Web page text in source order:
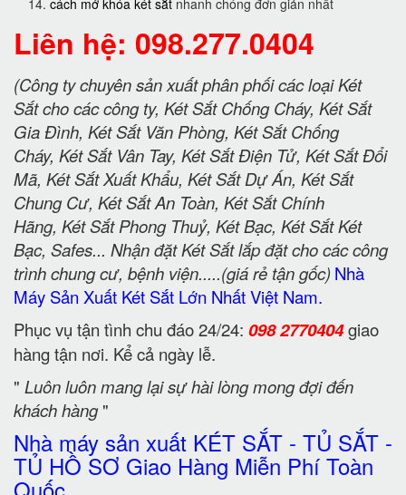
cách mở khóa két sắt nhanh chóng đơn giản nhất
Liên hệ: 098.277.0404
(Công ty chuyên sản xuất phân phối các loại Két
Sắt cho các công ty, Két Sắt Chống Cháy, Két Sắt
Gia Đình, Két Sắt Văn Phòng, Két Sắt Chống
Cháy, Két Sắt Vân Tay, Két Sắt Điện Tử, Két Sắt Đổi
Mã, Két Sắt Xuất Khẩu, Két Sắt Dự Án, Két Sắt
Chung Cư, Két Sắt An Toàn, Két Sắt Chính
Hãng, Két Sắt Phong Thuỷ, Két Bạc, Két Sắt Két
Bạc, Safes... Nhận đặt Két Sắt lắp đặt cho các công
trình chung cư, bệnh viện.....(giá rẻ tận gốc) Nhà
Máy Sản Xuất Két Sắt Lớn Nhất Việt Nam.
Phục vụ tận tình chu đáo 24/24: 098 2770404giao
hàng tận nơi. Kể cả ngày lễ.
" Luôn luôn mang lại sự hài lòng mong đợi đến
khách hàng"
Nhà máy sản xuất KÉT SẮT - TỦ SẮT -
TỦ HỒ SƠ Giao Hàng Miễn Phí Toàn